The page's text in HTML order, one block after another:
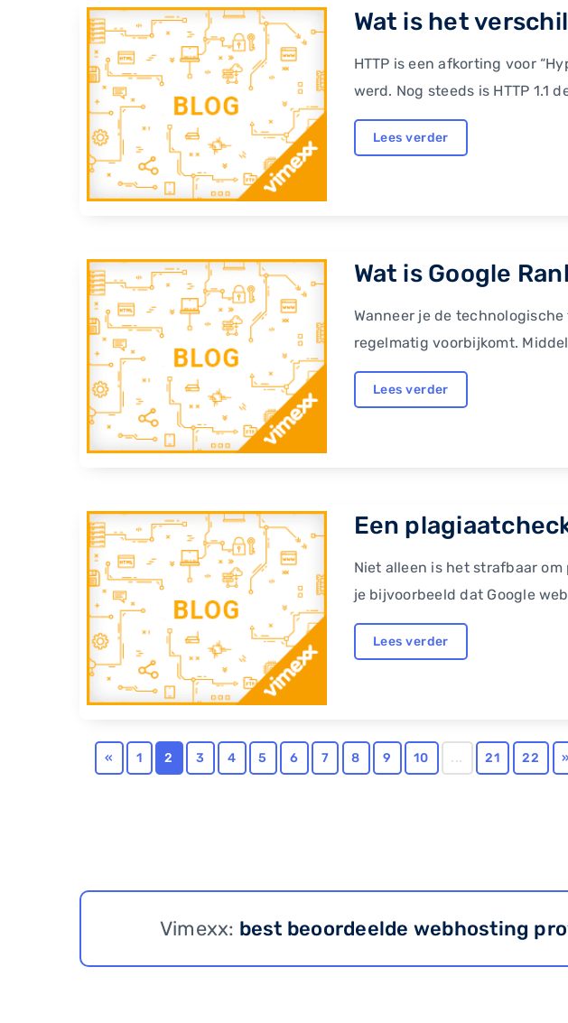
Wat is het
HTTP is een afkorting voor
werd. Nog steeds is HTTP 1.1
Lees verder
Wat is Google
Wanneer je de
regelmatig voorbijkomt.
Lees verder
Een
Niet alleen is het strafbaar
je bijvoorbeeld dat Google
Lees verder
« 1 2 3 4 5 6 7 8 9 10 ... 21 22 »
Vimexx: best beoordeelde webhosting